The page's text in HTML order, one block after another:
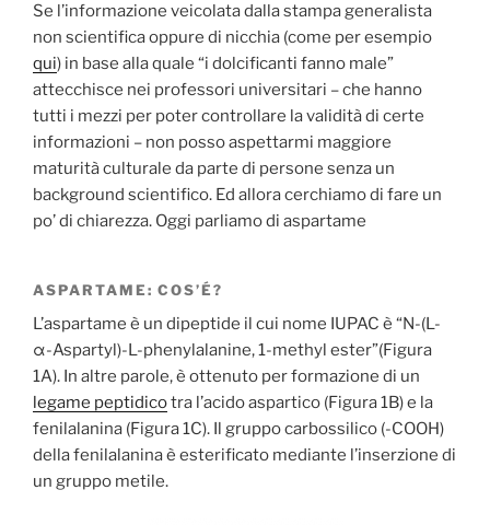
Se l’informazione veicolata dalla stampa generalista
non scientifica oppure di nicchia (come per esempio
qui) in base alla quale “i dolcificanti fanno male”
attecchisce nei professori universitari – che hanno
tutti i mezzi per poter controllare la validità di certe
informazioni – non posso aspettarmi maggiore
maturità culturale da parte di persone senza un
background scientifico. Ed allora cerchiamo di fare un
po’ di chiarezza. Oggi parliamo di aspartame
ASPARTAME: COS’É?
L’aspartame è un dipeptide il cui nome IUPAC è “N-(L-
α-Aspartyl)-L-phenylalanine, 1-methyl ester”(Figura
1A). In altre parole, è ottenuto per formazione di un
legame peptidicotra l’acido aspartico (Figura 1B) e la
fenilalanina (Figura 1C). Il gruppo carbossilico (-COOH)
della fenilalanina è esterificato mediante l’inserzione di
un gruppo metile.